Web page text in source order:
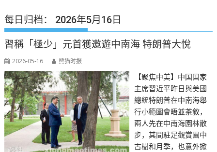
每日归档： 2026年5月16日
習稱「極少」元首獲邀遊中南海 特朗普大悅
2026-05-16 熊猫时报
【聚焦中美】中国国家
主席習近平昨日與美國
總統特朗普在中南海舉
行小範圍會晤並茶敘，
兩人先在中南海園林散
步，其間駐足觀賞園中
古樹和月季，也意外掀